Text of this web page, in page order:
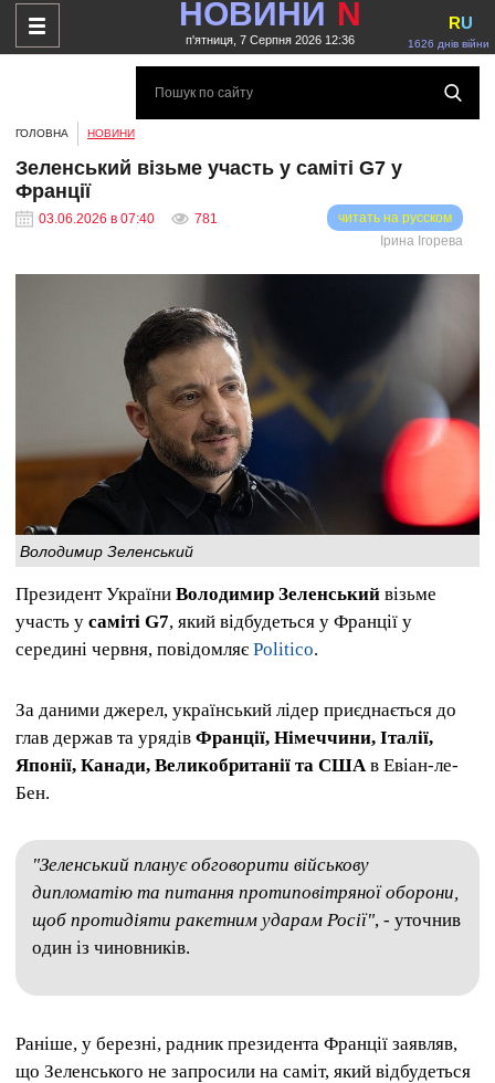
НОВИНИ N
п'ятниця, 7 Серпня 2026 12:36 1626 днів війни
RU
ГОЛОВНА НОВИНИ
Зеленський візьме участь у саміті G7 у
Франції
03.06.2026 в 07:40 781
читать на русском
Ірина Ігорева
Володимир Зеленський
Президент України Володимир Зеленський візьме
участь у саміті G7, який відбудеться у Франції у
середині червня, повідомляє Politico.
За даними джерел, український лідер приєднається до
глав держав та урядів Франції, Німеччини, Італії,
Японії, Канади, Великобританії та СШАв Евіан-ле-
Бен.
"Зеленський планує обговорити військову
дипломатію та питання протиповітряної оборони,
щоб протидіяти ракетним ударам Росії", - уточнив
один із чиновників.
Раніше, у березні, радник президента Франції заявляв,
що Зеленського не запросили на саміт, який відбудеться